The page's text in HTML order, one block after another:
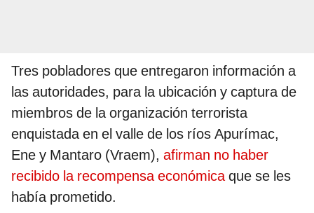
Tres pobladores que entregaron información a
las autoridades, para la ubicación y captura de
miembros de la organización terrorista
enquistada en el valle de los ríos Apurímac,
Ene y Mantaro (Vraem), afirman no haber
recibido la recompensa económicaque se les
había prometido.